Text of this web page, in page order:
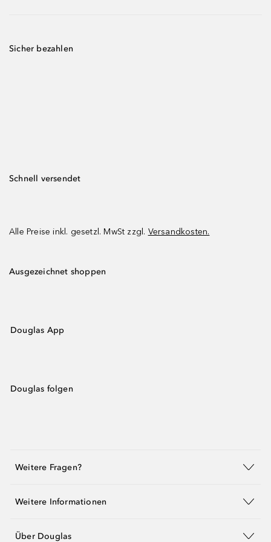
Sicher bezahlen
Schnell versendet
Alle Preise inkl. gesetzl. MwSt zzgl. Versandkosten.
Ausgezeichnet shoppen
Douglas App
Douglas folgen
Weitere Fragen?
Weitere Informationen
Über Douglas